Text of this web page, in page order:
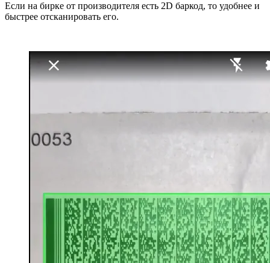
Если на бирке от производителя есть 2D баркод, то удобнее и
быстрее отсканировать его.